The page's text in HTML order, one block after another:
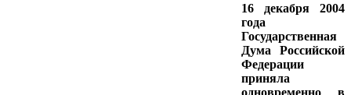
16 декабря 2004
года
Государственная
Дума Российской
Федерации
приняла
одновременно в